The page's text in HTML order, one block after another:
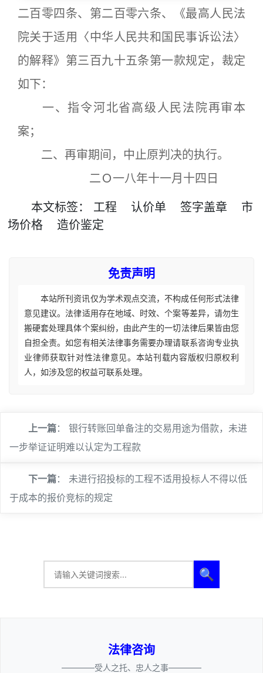
二百零四条、第二百零六条、《最高人民法
院关于适用〈中华人民共和国民事诉讼法〉
的解释》第三百九十五条第一款规定，裁定
如下：
一、指令河北省高级人民法院再审本
案；
二、再审期间，中止原判决的执行。
二Ｏ一八年十一月十四日
本文标签： 工程 认价单 签字盖章
市
场价格
造价鉴定
免责声明
本站所刊资讯仅为学术观点交流，不构成任何形式法律
意见建议。法律适用存在地域、时效、个案等差异，请勿生
搬硬套处理具体个案纠纷，由此产生的一切法律后果皆由您
自担全责。如您有相关法律事务需要办理请联系咨询专业执
业律师获取针对性法律意见。本站刊载内容版权归原权利
人，如涉及您的权益可联系处理。
上一篇： 银行转账回单备注的交易用途为借款，未进
一步举证证明难以认定为工程款
下一篇： 未进行招投标的工程不适用投标人不得以低
于成本的报价竞标的规定
🔍
法律咨询
————受人之托、忠人之事————